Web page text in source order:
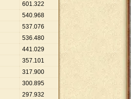
601.322
540.968
537.076
536.480
441.029
357.101
317.900
300.895
297.932